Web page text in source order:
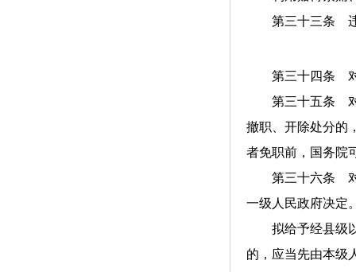
第三十三条 违反
第三十四条 对行
第三十五条 对经
撤职、开除处分的
者免职前，国务院
第三十六条 对经
一级人民政府决定
拟给予经县级以
的，应当先由本级